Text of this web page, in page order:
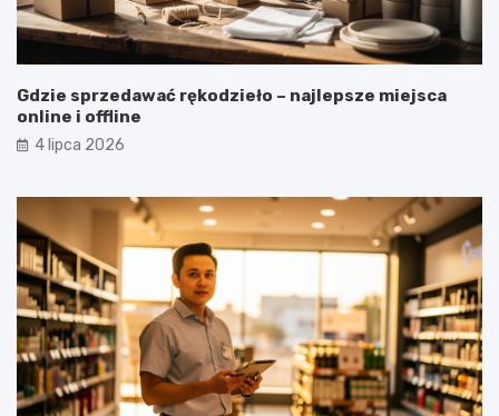
Gdzie sprzedawać rękodzieło – najlepsze miejsca
online i offline
4 lipca 2026